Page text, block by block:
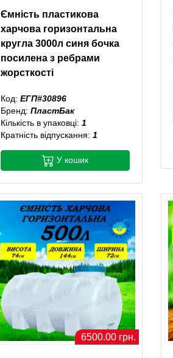
Ємність пластикова
харчова горизонтальна
кругла 3000л синя бочка
посилена з ребрами
жорсткості
Код: ЕГП#30896
Бренд: ПластБак
Кількість в упаковці: 1
Кратність відпускання: 1
У кошик
6500.00 грн.